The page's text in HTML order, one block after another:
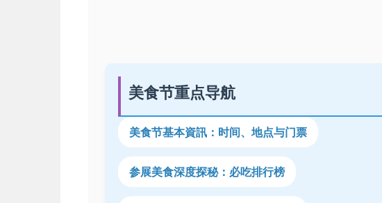
美食节重点导航
美食节基本資訊：时间、地点与门票
参展美食深度探秘：必吃排行榜